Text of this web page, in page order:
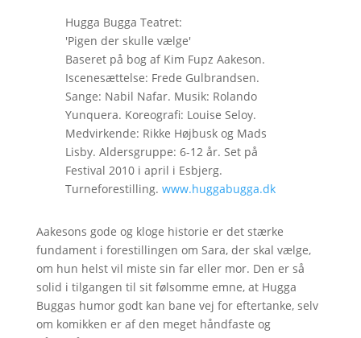
Hugga Bugga Teatret:
'Pigen der skulle vælge'
Baseret på bog af Kim Fupz Aakeson.
Iscenesættelse: Frede Gulbrandsen.
Sange: Nabil Nafar. Musik: Rolando
Yunquera. Koreografi: Louise Seloy.
Medvirkende: Rikke Højbusk og Mads
Lisby. Aldersgruppe: 6-12 år. Set på
Festival 2010 i april i Esbjerg.
Turneforestilling. www.huggabugga.dk
Aakesons gode og kloge historie er det stærke
fundament i forestillingen om Sara, der skal vælge,
om hun helst vil miste sin far eller mor. Den er så
solid i tilgangen til sit følsomme emne, at Hugga
Buggas humor godt kan bane vej for eftertanke, selv
om komikken er af den meget håndfaste og